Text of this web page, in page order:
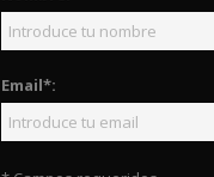
Email*: